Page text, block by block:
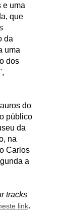
e uma
que
da
uma
dos
do
público
da
na
Carlos
a
tracks
link.